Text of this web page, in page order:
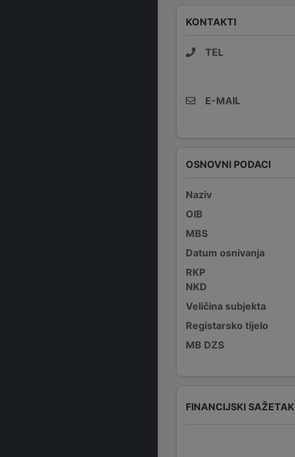
KONTAKTI
TEL
E-MAIL
OSNOVNI PODACI
Naziv
OIB
MBS
Datum osnivanja
RKP
NKD
Veličina subjekta
Registarsko tijelo
MB DZS
FINANCIJSKI SAŽETAK